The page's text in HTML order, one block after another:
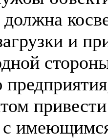
и
с